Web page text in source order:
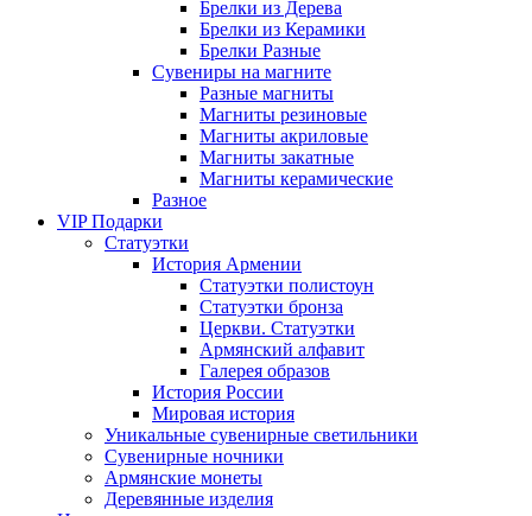
Брелки из Дерева
Брелки из Керамики
Брелки Разные
Сувениры на магните
Разные магниты
Магниты резиновые
Магниты акриловые
Магниты закатные
Магниты керамические
Разное
VIP Подарки
Статуэтки
История Армении
Статуэтки полистоун
Статуэтки бронза
Церкви. Статуэтки
Армянский алфавит
Галерея образов
История России
Мировая история
Уникальные сувенирные светильники
Сувенирные ночники
Армянские монеты
Деревянные изделия